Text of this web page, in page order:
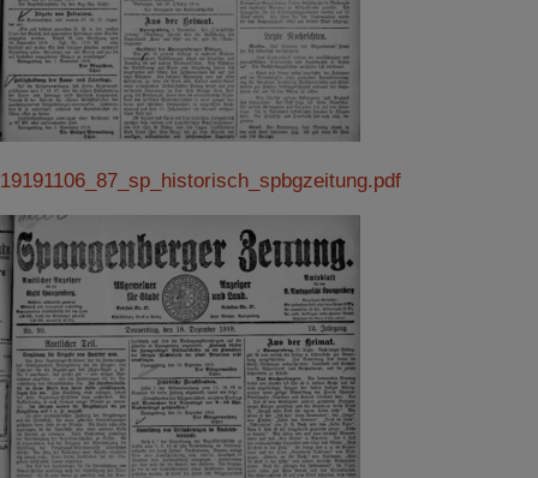
19191106_87_sp_historisch_spbgzeitung.pdf